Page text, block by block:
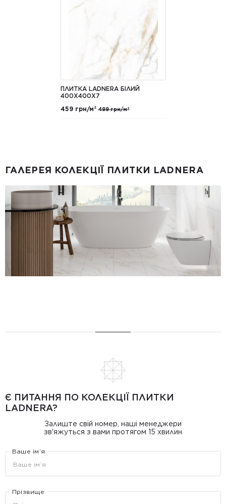
ПЛИТКА LADNERA БІЛИЙ
400X400X7
459 грн/м² 499 грн/м²
ГАЛЕРЕЯ КОЛЕКЦІЇ ПЛИТКИ LADNERA
Є ПИТАННЯ ПО КОЛЕКЦІЇ ПЛИТКИ
LADNERA?
Залиште свій номер, наші менеджери
зв'яжуться з вами протягом 15 хвилин
Ваше ім’я
Прізвище